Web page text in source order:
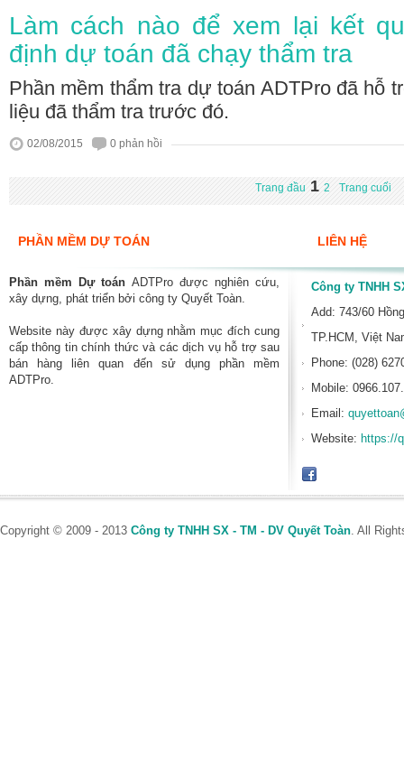
Làm cách nào để xem lại kết
định dự toán đã chạy thẩm tra
Phần mềm thẩm tra dự toán ADTPro đã hỗ
liệu đã thẩm tra trước đó.
02/08/2015 0 phản hồi
Trang đầu 1 2 Trang cuối
PHẦN MỀM DỰ TOÁN
Phần mềm Dự toán ADTPro được nghiên cứu,
xây dựng, phát triển bởi công ty Quyết Toàn.
Website này được xây dựng nhằm mục đích cung
cấp thông tin chính thức và các dịch vụ hỗ trợ sau
bán hàng liên quan đến sử dụng phần mềm
ADTPro.
LIÊN HỆ
Công ty TNHH
Add: 743/60
TP.HCM, Việt
Phone: (028)
Mobile:
Email:
Website: https://
Copyright © 2009 - 2013 Công ty TNHH SX - TM - DV Quyết Toàn. All